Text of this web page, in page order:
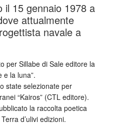
il 15 gennaio 1978 a
attualmente
navale a
per Sillabe di Sale editore la
e la luna”.
state selezionate per
“Kairos” (CTL editore).
la raccolta poetica
d’ulivi edizioni.